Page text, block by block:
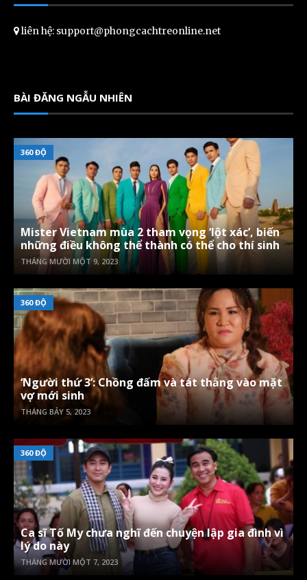
liên hệ: support@phongcachtreonline.net
BÀI ĐĂNG NGẪU NHIÊN
360 ĐỘ
Mister Vietnam mùa 2 tham vọng ‘lột xác’, biến
những điều không thể thành có thể cho thí sinh
THÁNG MƯỜI MỘT 9, 2023
360 ĐỘ
‘Người thứ 3’: Chồng đấm và tát thẳng vào mặt
vợ mới sinh
THÁNG BẢY 5, 2023
360 ĐỘ
Ca sĩ Tố My chưa nghĩ đến chuyện lập gia đình vì
lý do này
THÁNG MƯỜI MỘT 7, 2023